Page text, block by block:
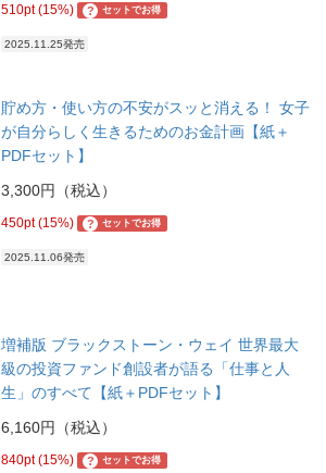
510pt (15%) ? セットでお得
2025.11.25発売
貯め方・使い方の不安がスッと消える！ 女子
が自分らしく生きるためのお金計画【紙＋
PDFセット】
3,300円（税込）
450pt (15%) ? セットでお得
2025.11.06発売
増補版 ブラックストーン・ウェイ 世界最大
級の投資ファンド創設者が語る「仕事と人
生」のすべて【紙＋PDFセット】
6,160円（税込）
840pt (15%) ? セットでお得